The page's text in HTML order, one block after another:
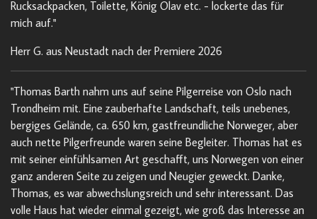
Rucksackpacken, Toilette, König Olav etc. - lockerte das für
mich auf."
Herr G. aus Neustadt nach der Premiere 2026
"Thomas Barth nahm uns auf seine Pilgerreise von Oslo nach
Trondheim mit. Eine zauberhafte Landschaft, teils unebenes,
bergiges Gelände, ca. 650 km, gastfreundliche Norweger, aber
auch nette Pilgerfreunde waren seine Begleiter. Thomas hat es
mit seiner einfühlsamen Art geschafft, uns Norwegen von einer
ganz anderen Seite zu zeigen und Neugier geweckt. Danke,
Thomas, es war abwechslungsreich und sehr interessant. Das
volle Haus hat wieder einmal gezeigt, wie groß das Interesse an